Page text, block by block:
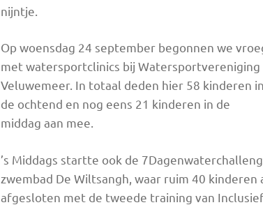
nijntje.
Op woensdag 24 september begonnen we
met watersportclinics bij Watersportvereniging
Veluwemeer. In totaal deden hier 58 kinderen in
de ochtend en nog eens 21 kinderen in de
middag aan mee.
’s Middags startte ook de
zwembad De Wiltsangh, waar ruim 40
afgesloten met de tweede training van